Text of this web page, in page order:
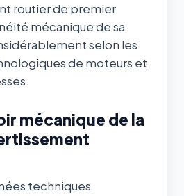
routier de premier
mécanique de sa
selon les
de moteurs et
mécanique de la
techniques